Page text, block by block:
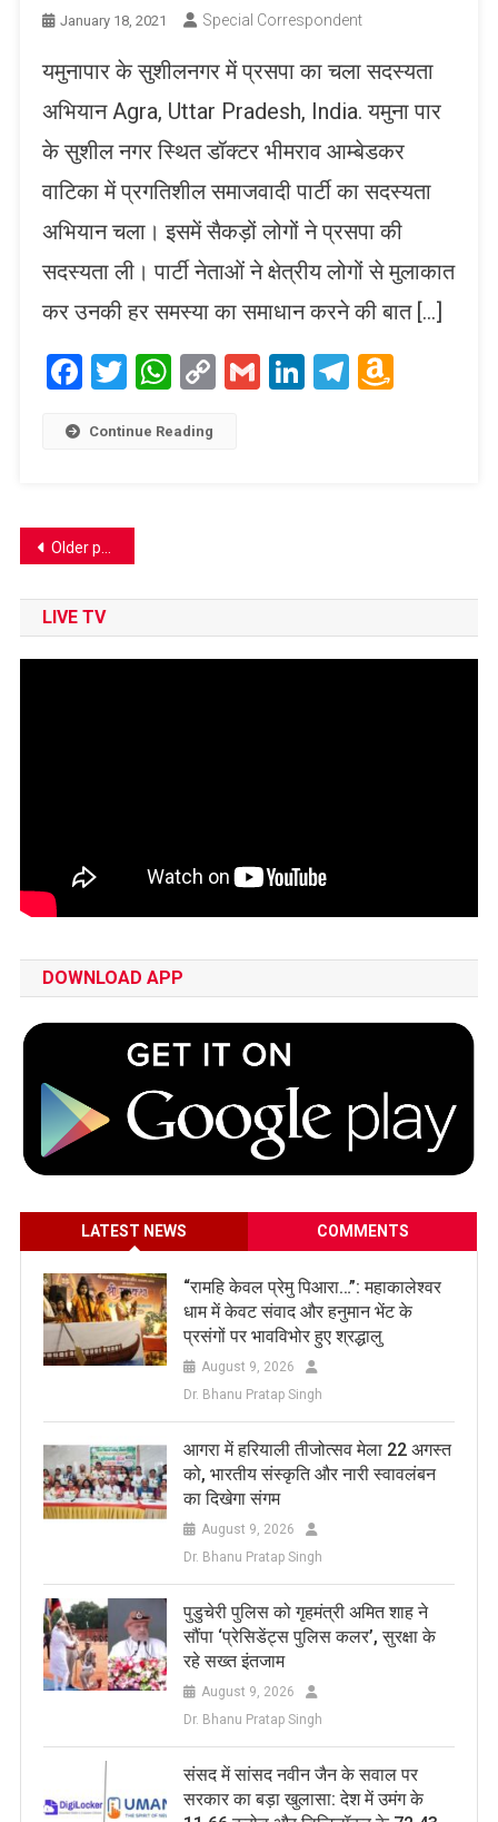
January 18, 2021 Special Correspondent
यमुनापार के सुशीलनगर में प्रसपा का चला सदस्यता
अभियान Agra, Uttar Pradesh, India. यमुना पार
के सुशील नगर स्थित डॉक्टर भीमराव आम्बेडकर
वाटिका में प्रगतिशील समाजवादी पार्टी का सदस्यता
अभियान चला। इसमें सैकड़ों लोगों ने प्रसपा की
सदस्यता ली। पार्टी नेताओं ने क्षेत्रीय लोगों से मुलाकात
कर उनकी हर समस्या का समाधान करने की बात […]
Facebook
TwitterWhatsApp
CopyGmailLinkedIn
Telegram
Continue Reading
Posts
navigation
Older posts
LIVE TV
DOWNLOAD APP
LATEST NEWS COMMENTS
​“रामहि केवल प्रेमु पिआरा…”: महाकालेश्वर
धाम में केवट संवाद और हनुमान भेंट के
प्रसंगों पर भावविभोर हुए श्रद्धालु
August 9, 2026
Dr. Bhanu Pratap Singh
आगरा में हरियाली तीजोत्सव मेला 22 अगस्त
को, भारतीय संस्कृति और नारी स्वावलंबन
का दिखेगा संगम
August 9, 2026
Dr. Bhanu Pratap Singh
पुडुचेरी पुलिस को गृहमंत्री अमित शाह ने
सौंपा ‘प्रेसिडेंट्स पुलिस कलर’, सुरक्षा के
रहे सख्त इंतजाम
August 9, 2026
Dr. Bhanu Pratap Singh
संसद में सांसद नवीन जैन के सवाल पर
सरकार का बड़ा खुलासा: देश में उमंग के